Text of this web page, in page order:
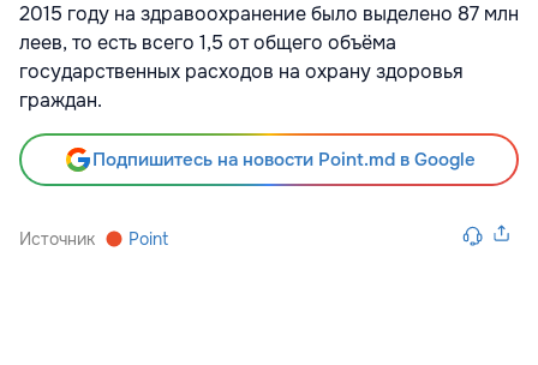
2015 году на здравоохранение было выделено 87 млн
леев, то есть всего 1,5 от общего объёма
государственных расходов на охрану здоровья
граждан.
Подпишитесь на новости Point.md в Google
Источник Point